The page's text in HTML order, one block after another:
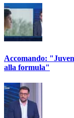
Accomando:
alla formula"